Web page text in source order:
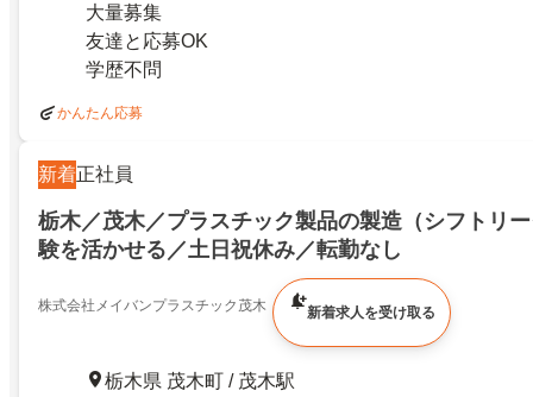
大量募集
友達と応募OK
学歴不問
かんたん応募
新着正社員
栃木／茂木／プラスチック製品の製造（シフトリ
験を活かせる／土日祝休み／転勤なし
株式会社メイバンプラスチック茂木
栃木県 茂木町 / 茂木駅
新着求人を受け取る